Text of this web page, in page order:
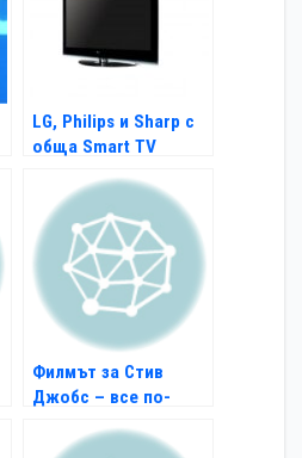
LG, Philips и Sharp с
обща Smart TV
Филмът за Стив
Джобс – все по-